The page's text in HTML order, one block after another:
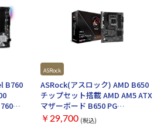
2 ・
v5.2
C
・
部コネ
・
ダー
蔵の場
オー
オーデ
属品 ・
ワーク 有線LAN：Realtek 2.5Gb Ethernet
ワイヤレス：Wi-Fi 6 (802.11
a/b/g/n/ac/ax) Bluetooth：v5.3 USBイン
ターフェース リア ・USB Type-C ポート
ート ×4 フロント ・USB Type-C コネクタ
×1 ・USB3.0 ヘッダー ×2 ・USB2.0 ヘッ
ダー ×2 映像出力(CPUグラフィック内蔵
の場合) ・DisplayPort ×1 ・HDMI ×なし
オーディオ：Realtek 7.1 サラウンドHDオ
ーディオコーデック LED：Aura Sync 付属
品 ・ユーザーマニュアル/クイックスター
B760
ASRock
ASRock(アスロック) AMD B650
チップセット搭載 AMD AM5 ATX
マザーボード B650 PG
Lightning
￥29,700 (税込)